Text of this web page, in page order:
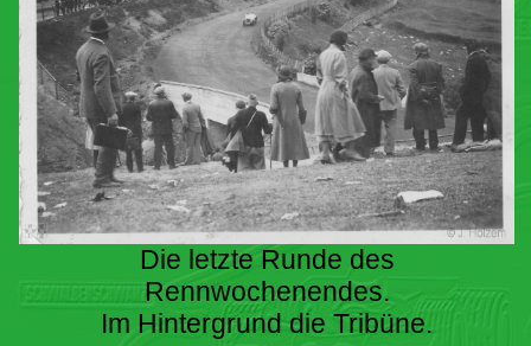
Die letzte Runde des
Rennwochenendes.
Im Hintergrund die Tribüne.